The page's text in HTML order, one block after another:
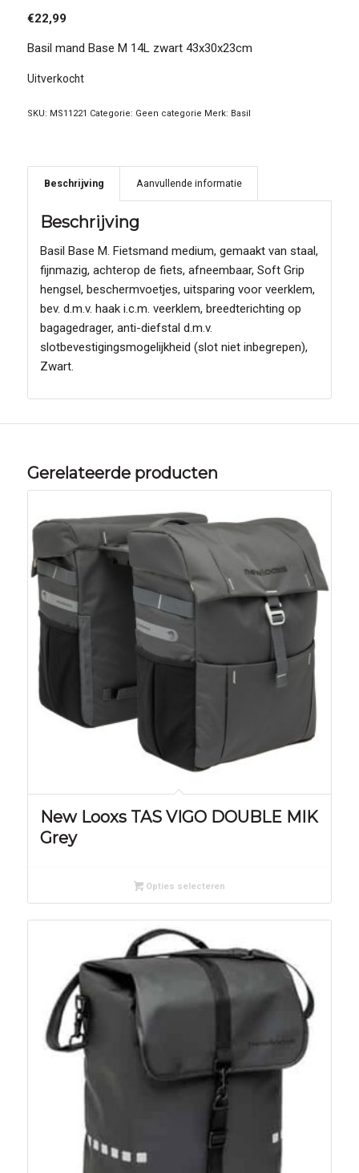
€22,99
Basil mand Base M 14L zwart 43x30x23cm
Uitverkocht
SKU: MS11221 Categorie: Geen categorie Merk: Basil
Beschrijving Aanvullende informatie
Beschrijving
Basil Base M. Fietsmand medium, gemaakt van staal,
fijnmazig, achterop de fiets, afneembaar, Soft Grip
hengsel, beschermvoetjes, uitsparing voor veerklem,
bev. d.m.v. haak i.c.m. veerklem, breedterichting op
bagagedrager, anti-diefstal d.m.v.
slotbevestigingsmogelijkheid (slot niet inbegrepen),
Zwart.
Gerelateerde producten
New Looxs TAS VIGO DOUBLE MIK
Grey
Opties selecteren